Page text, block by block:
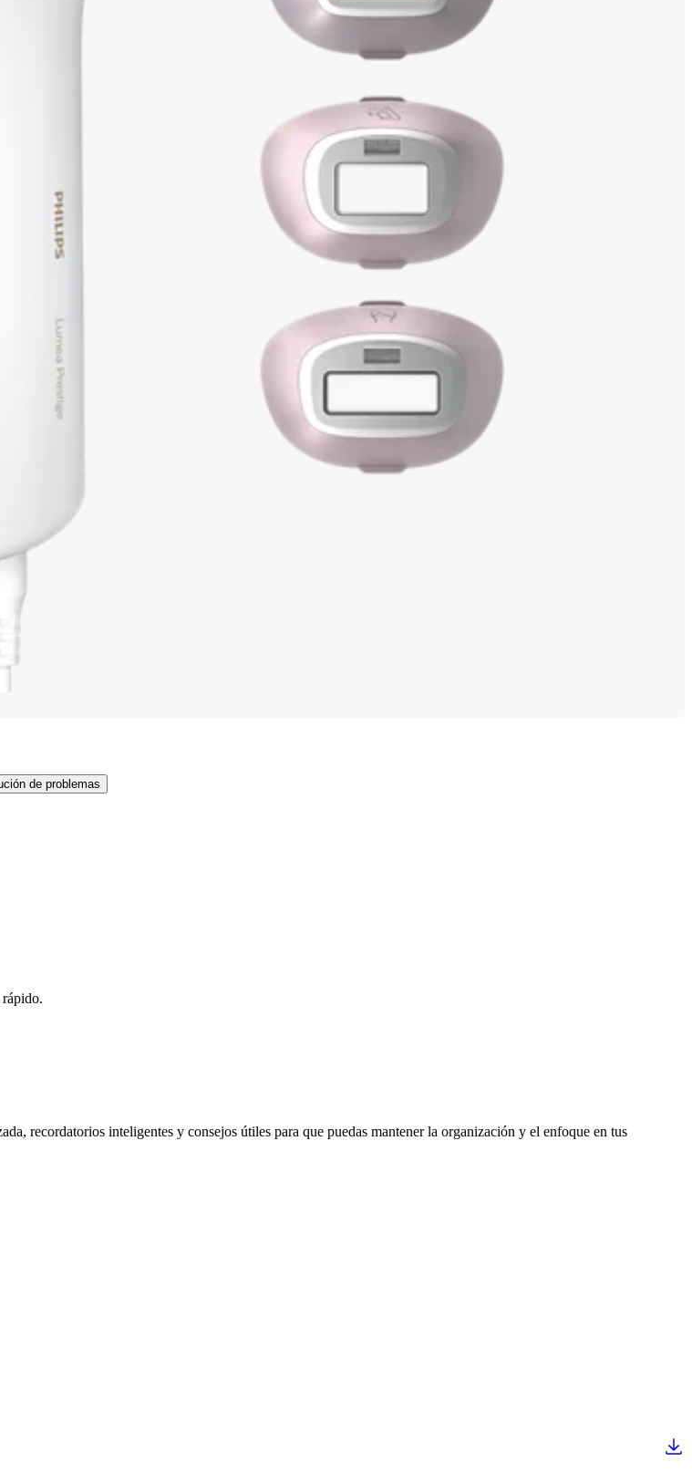
de problemas
rápido.
recordatorios inteligentes y consejos útiles para que puedas mantener la organización y el enfoque en tus